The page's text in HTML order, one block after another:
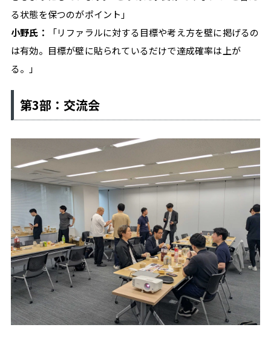
る状態を保つのがポイント」
小野氏：
「リファラルに対する目標や考え方を壁に掲げるの
は有効。目標が壁に貼られているだけで達成確率は上が
る。」
第3部：交流会